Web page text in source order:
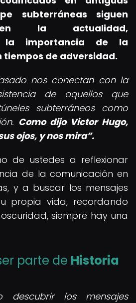
subterráneas siguen
en la actualidad,
la importancia de la
tiempos de adversidad.
nos conectan con la
de aquellos que
subterráneos como
Como dijo Victor Hugo,
ojos, y nos mira .
de ustedes a reflexionar
de la comunicación en
y a buscar los mensajes
propia vida, recordando
siempre hay una
parte de Historia
descubrir los mensajes